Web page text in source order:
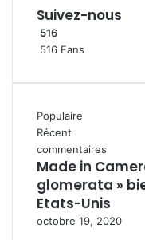
Suivez-nous
516
516 Fans
Populaire
Récent
commentaires
Made in
glomerata »
Etats-Unis
octobre 19, 2020